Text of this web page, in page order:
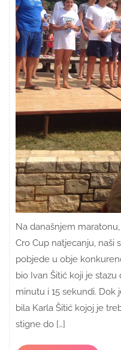
Na današnjem
Cro Cup natjecanju, naši
pobjede u obje
bio Ivan Šitić koji je
minutu i 15 sekundi. Dok
bila Karla Šitić kojoj je
stigne do […]